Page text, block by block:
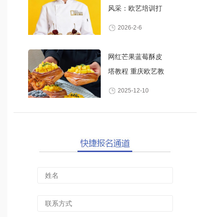
风采：欧艺培训打
2026-2-6
网红芒果蓝莓酥皮
塔教程 重庆欧艺教
2025-12-10